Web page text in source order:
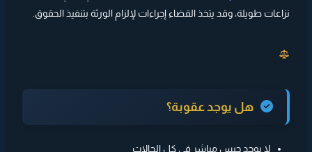
نزاعات طويلة، وقد يتخذ القضاء إجراءات لإلزام الورثة بتنفيذ الحقوق.
هل يوجد عقوبة؟
لا يوجد حبس مباشر في كل الحالات